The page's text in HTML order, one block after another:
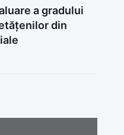
a gradului
din